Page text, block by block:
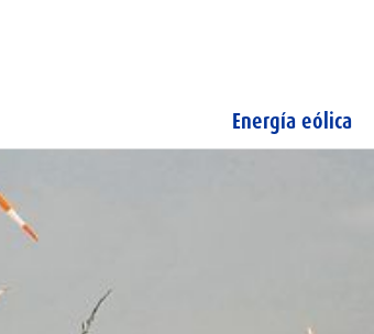
Energía eólica